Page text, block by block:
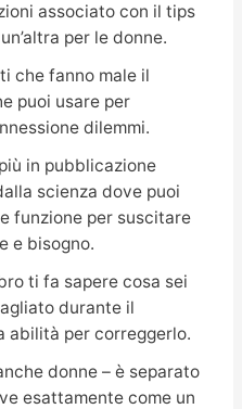
associato con il tips
per le donne.
che fanno male il
puoi usare per
dilemmi.
in pubblicazione
scienza dove puoi
funzione per suscitare
e bisogno.
ti fa sapere cosa sei
durante il
abilità per correggerlo.
donne – è separato
esattamente come un